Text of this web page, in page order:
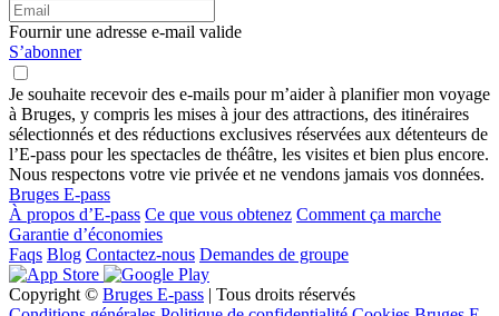
Fournir une adresse e-mail valide
S’abonner
Je souhaite recevoir des e-mails pour m’aider à planifier mon voyage
à Bruges, y compris les mises à jour des attractions, des itinéraires
sélectionnés et des réductions exclusives réservées aux détenteurs de
l’E-pass pour les spectacles de théâtre, les visites et bien plus encore.
Nous respectons votre vie privée et ne vendons jamais vos données.
Bruges E-pass
À propos d’E-pass Ce que vous obtenez Comment ça marche
Garantie d’économies
Faqs Blog Contactez-nous Demandes de groupe
Copyright © Bruges E-pass | Tous droits réservés